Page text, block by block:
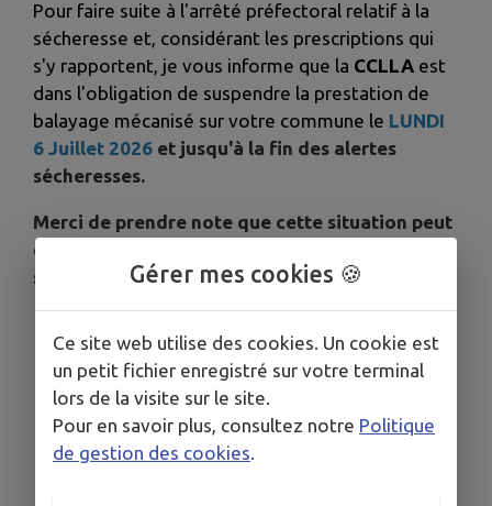
Pour faire suite à l'arrêté préfectoral relatif à la
sécheresse et, considérant les prescriptions qui
s'y rapportent, je vous informe que la CCLLA est
dans l'obligation de suspendre la prestation de
balayage mécanisé sur votre commune le LUNDI
6 Juillet 2026 et jusqu'à la fin des alertes
sécheresses.
Merci de prendre note que cette situation peut
durer sur plusieurs semaines. Nous comptons
sur votre compréhension.
Gérer mes cookies 🍪
Ce site web utilise des cookies. Un cookie est
un petit fichier enregistré sur votre terminal
lors de la visite sur le site.
Pour en savoir plus, consultez notre Politique
de gestion des cookies